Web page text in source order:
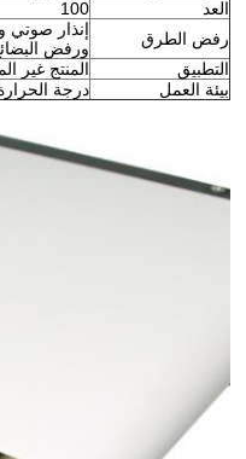
العد
100
رفض الطرق
إنذار صوتي
ورفض
التطبيق
المنتج غير
بيئة العمل
درجة الحرارة -10 درجة مئوية -40 درجة مئوية، تواضع